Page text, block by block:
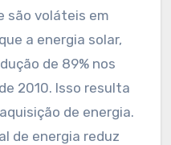
são voláteis em
a energia solar,
de 89% nos
2010. Isso resulta
de energia.
de energia reduz